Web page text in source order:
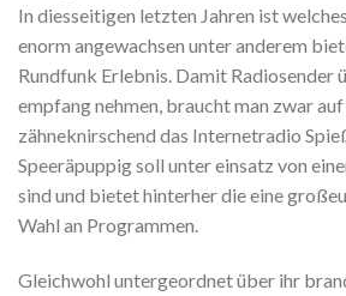
In diesseitigen letzten Jahren ist
enorm angewachsen unter anderem
Rundfunk Erlebnis. Damit Radiosender
empfang nehmen, braucht man zwar
zähneknirschend das Internetradio
Speeräpuppig soll unter einsatz von
sind und bietet hinterher die eine
Wahl an Programmen.
Gleichwohl untergeordnet über ihr